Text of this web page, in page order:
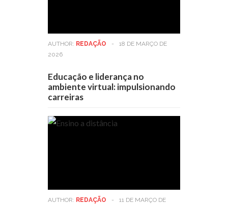
AUTHOR: REDAÇÃO -
18 DE MARÇO DE
2026
Educação e liderança no
ambiente virtual: impulsionando
carreiras
AUTHOR: REDAÇÃO -
11 DE MARÇO DE